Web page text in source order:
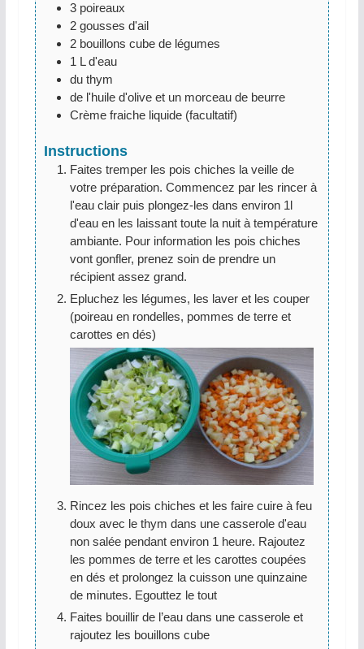
3 poireaux
2 gousses d'ail
2 bouillons cube de légumes
1 L d'eau
du thym
de l'huile d'olive et un morceau de beurre
Crème fraiche liquide (facultatif)
Instructions
Faites tremper les pois chiches la veille de
votre préparation. Commencez par les rincer à
l'eau clair puis plongez-les dans environ 1l
d'eau en les laissant toute la nuit à température
ambiante. Pour information les pois chiches
vont gonfler, prenez soin de prendre un
récipient assez grand.
Epluchez les légumes, les laver et les couper
(poireau en rondelles, pommes de terre et
carottes en dés)
Rincez les pois chiches et les faire cuire à feu
doux avec le thym dans une casserole d'eau
non salée pendant environ 1 heure. Rajoutez
les pommes de terre et les carottes coupées
en dés et prolongez la cuisson une quinzaine
de minutes. Egouttez le tout
Faites bouillir de l’eau dans une casserole et
rajoutez les bouillons cube